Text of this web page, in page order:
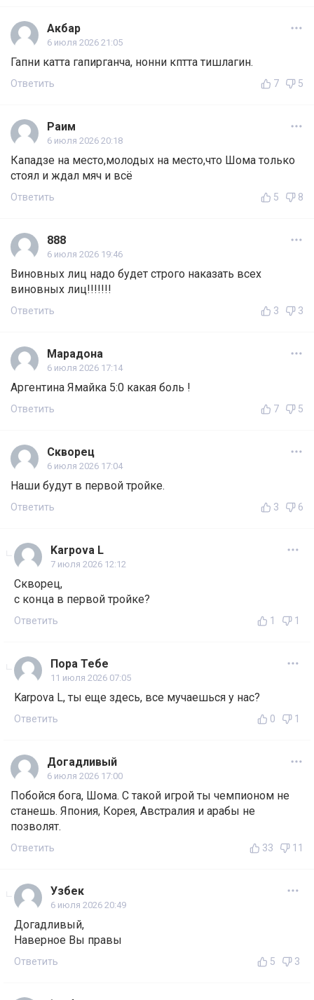
Акбар
6 июля 2026 21:05
Гапни катта гапирганча, нонни кптта тишлагин.
Ответить 7 5
Раим
6 июля 2026 20:18
Кападзе на место,молодых на место,что Шома только
стоял и ждал мяч и всё
Ответить 5 8
888
6 июля 2026 19:46
Виновных лиц надо будет строго наказать всех
виновных лиц!!!!!!!
Ответить 3 3
Марадона
6 июля 2026 17:14
Аргентина Ямайка 5:0 какая боль !
Ответить 7 5
Скворец
6 июля 2026 17:04
Наши будут в первой тройке.
Ответить 3 6
Karpova L
7 июля 2026 12:12
Скворец,
с конца в первой тройке?
Ответить 1 1
Пора Тебе
11 июля 2026 07:05
Karpova L, ты еще здесь, все мучаешься у нас?
Ответить 0 1
Догадливый
6 июля 2026 17:00
Побойся бога, Шома. С такой игрой ты чемпионом не
станешь. Япония, Корея, Австралия и арабы не
позволят.
Ответить 33 11
Узбек
6 июля 2026 20:49
Догадливый,
Наверное Вы правы
Ответить 5 3